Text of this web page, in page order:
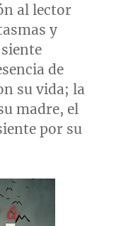
al lector
y
de
su vida; la
madre, el
por su